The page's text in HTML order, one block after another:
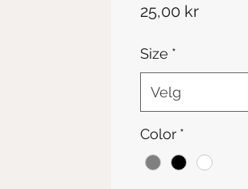
25,00 krPris
Size *
Velg
Color *